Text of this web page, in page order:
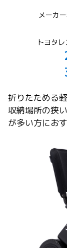
メーカ
トヨタ
折りたためる
収納場所の狭
が多い方にお